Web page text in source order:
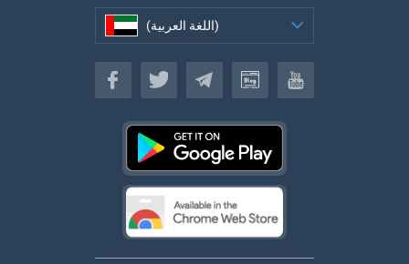
(اللغة العربية)
(اللغة العربية)